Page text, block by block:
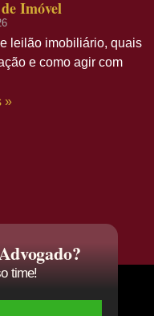
Imóvel
leilão imobiliário, quais
e como agir com
»
time!